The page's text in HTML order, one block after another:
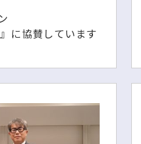
に協賛しています